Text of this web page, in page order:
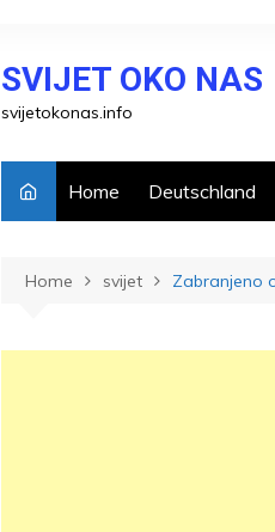
SVIJET OKO NAS
svijetokonas.info
Home Deutschland
Home svijet Zabranjeno